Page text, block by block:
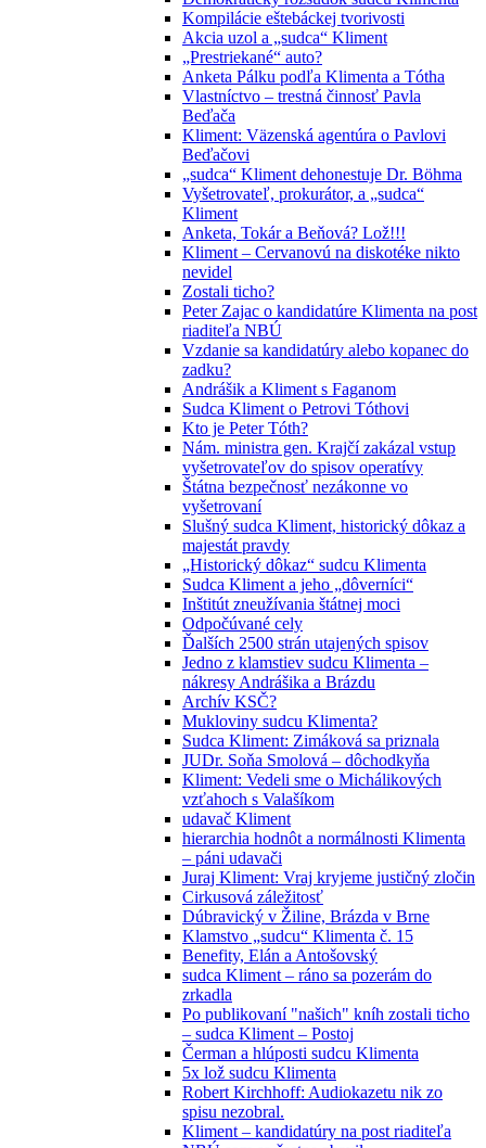
Kompilácie eštebáckej tvorivosti
Akcia uzol a „sudca“ Kliment
„Prestriekané“ auto?
Anketa Pálku podľa Klimenta a Tótha
Vlastníctvo – trestná činnosť Pavla
Beďača
Kliment: Väzenská agentúra o Pavlovi
Beďačovi
„sudca“ Kliment dehonestuje Dr. Böhma
Vyšetrovateľ, prokurátor, a „sudca“
Kliment
Anketa, Tokár a Beňová? Lož!!!
Kliment – Cervanovú na diskotéke nikto
nevidel
Zostali ticho?
Peter Zajac o kandidatúre Klimenta na post
riaditeľa NBÚ
Vzdanie sa kandidatúry alebo kopanec do
zadku?
Andrášik a Kliment s Faganom
Sudca Kliment o Petrovi Tóthovi
Kto je Peter Tóth?
Nám. ministra gen. Krajčí zakázal vstup
vyšetrovateľov do spisov operatívy
Štátna bezpečnosť nezákonne vo
vyšetrovaní
Slušný sudca Kliment, historický dôkaz a
majestát pravdy
„Historický dôkaz“ sudcu Klimenta
Sudca Kliment a jeho „dôverníci“
Inštitút zneužívania štátnej moci
Odpočúvané cely
Ďalších 2500 strán utajených spisov
Jedno z klamstiev sudcu Klimenta –
nákresy Andrášika a Brázdu
Archív KSČ?
Mukloviny sudcu Klimenta?
Sudca Kliment: Zimáková sa priznala
JUDr. Soňa Smolová – dôchodkyňa
Kliment: Vedeli sme o Michálikových
vzťahoch s Valašíkom
udavač Kliment
hierarchia hodnôt a normálnosti Klimenta
– páni udavači
Juraj Kliment: Vraj kryjeme justičný zločin
Cirkusová záležitosť
Dúbravický v Žiline, Brázda v Brne
Klamstvo „sudcu“ Klimenta č. 15
Benefity, Elán a Antošovský
sudca Kliment – ráno sa pozerám do
zrkadla
Po publikovaní "našich" kníh zostali ticho
– sudca Kliment – Postoj
Čerman a hlúposti sudcu Klimenta
5x lož sudcu Klimenta
Robert Kirchhoff: Audiokazetu nik zo
spisu nezobral.
Kliment – kandidatúry na post riaditeľa